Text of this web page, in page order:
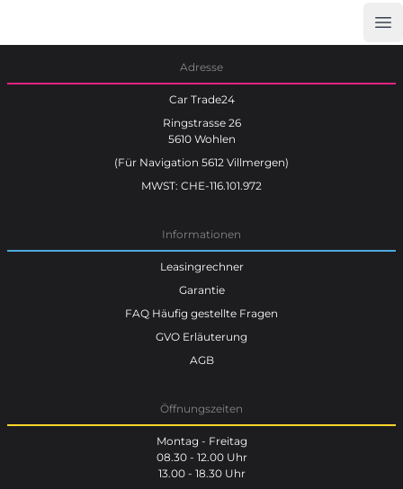
Adresse
Car Trade24
Ringstrasse 26
5610 Wohlen
(Für Navigation 5612 Villmergen)
MWST: CHE-116.101.972
Informationen
Leasingrechner
Garantie
FAQ Häufig gestellte Fragen
GVO Erläuterung
AGB
Öffnungszeiten
Montag - Freitag
08.30 - 12.00 Uhr
13.00 - 18.30 Uhr